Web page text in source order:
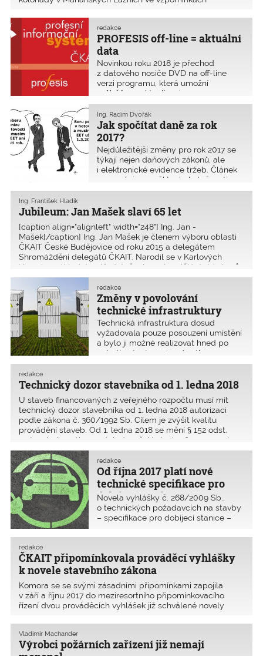
duše, zhlédnutím Rozmarného léta,
uvědomuji, že všichni ti podivní lidé,
usilující o můj hlas ve volbách, mi
mohou být ukradení. Ti, kterých si
musíme vážit, jsou rodina a přátelé.
práce z technického pohledu, užité technologie
a materiály,
PROFESIS off-line = aktuální
data
redakce
Novinkou roku 2018 je přechod
z datového nosiče DVD na off-line
verzi programu, která umožní
průběžnou aktualizaci.
Jak spočítat daně za rok
2017?
Ing. Radim Dvořák
Nejdůležitější změny pro rok 2017 se
týkají nejen daňových zákonů, ale
i elektronické evidence tržeb. Článek
upozorňuje na některé skutečnosti, na
něž je důležité dát si pozor.
Jubileum: Jan Mašek slaví 65 let
Ing. František Hladík
[caption align="alignleft" width="248"] Ing. Jan ­
Mašek[/caption] Ing. Jan ­Mašek je členem výboru oblasti
ČKAIT České Budějovice od roku 2015 a delegátem
Shromáždění delegátů ČKAIT. Narodil se v Karlových
Varech a základní a střední všeobecné vzdělání získal v �
Změny v povolování
technické infrastruktury
redakce
Technická infrastruktura dosud
vyžadovala pouze posouzení umístění
a bylo ji možné realizovat hned po
nabytí právní moci vydaného
územního rozhodnutí, stavebník tedy
projektové dokumentace. Novela
2018 změny v procesu povolování
technické infrastruktury podle § 103
odst. 1 písm. e) bodů 4 až 8.
Technický dozor stavebníka od 1. ledna 2018
redakce
U staveb financovaných z veřejného rozpočtu musí mít
technický dozor stavebníka od 1. ledna 2018 autorizaci
podle zákona č. 360/1992 Sb. Cílem je zvýšit kvalitu
provádění staveb. Od 1. ledna 2018 se mění § 152 odst.
4 stavebního zákona následovně: U stavby financované
Od října 2017 platí nové
technické specifikace pro
dobíjecí stanice
redakce
Novela vyhlášky č. 268/2009 Sb.,
o technických požadavcích na stavby
– specifikace pro dobíjecí stanice –
září 2017, účinnost novely vyhlášky
jejím vyhlášení. Novela vyhlášky č.
268/2009 Sb. za
ČKAIT připomínkovala prováděcí vyhlášky
k novele stavebního zákona
redakce
Komora se se svými zásadními připomínkami zapojila
v září a říjnu 2017 do meziresortního připomínkovacího
řízení dvou prová­děcích vyhlášek již schválené novely
vypořádání připomínek k dispozici. Připom
Výrobci požárních zařízení již nemají
Vladimír Machander